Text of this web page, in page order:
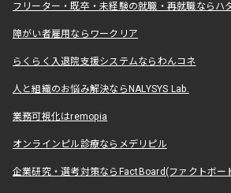
フリーター・既卒・未経験の就職・再就職ならハ
障がい者雇用ならワークリア
らくらく入退院支援システムならわんコネ
人と組織のお悩み解決ならNALYSYS Lab.
業務可視化はremopia
オンラインピル診療ならメデリピル
企業研究・選考対策ならFactBoard(ファクトボー